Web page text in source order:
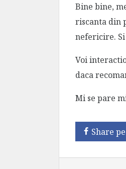
Bine bine,
riscanta din
nefericire.
Voi
daca
Mi se pare
Share